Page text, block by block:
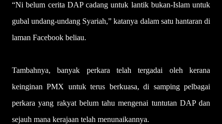
“Ni belum cerita DAP cadang untuk lantik bukan-Islam untuk
gubal undang-undang Syariah,” katanya dalam satu hantaran di
laman Facebook beliau.
Tambahnya, banyak perkara telah tergadai oleh kerana
keinginan PMX untuk terus berkuasa, di samping pelbagai
perkara yang rakyat belum tahu mengenai tuntutan DAP dan
sejauh mana kerajaan telah menunaikannya.